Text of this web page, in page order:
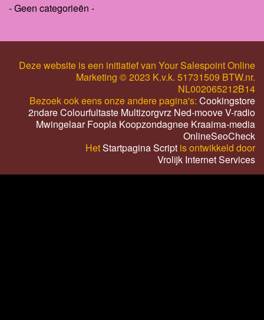
- Geen categorieën -
Deze website is een initiatief van Your Salespoint Online
Marketing © 2023 K.v.k. 51731509 BTW.nr.
NL002065212B14
Bezoek ook eens onze andere pagina's: Cookingstore
2ndareColourfultaste Multizorgvrz Ned-mooveV-radio
Mwingelaar Foopla Koopzondagnee Kraaima-media
OnlineSeoCheck
HetStartpagina Script is ontwikkeld door
Vrolijk Internet Services